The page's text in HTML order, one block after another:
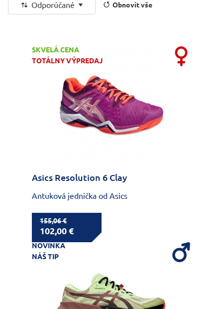
Odporúčané Obnovit vše
SKVELÁ CENA
TOTÁLNY VÝPREDAJ
Asics Resolution 6 Clay
Antuková jednička od Asics
155,06 €
102,00 €
NOVINKA
NÁŠ TIP